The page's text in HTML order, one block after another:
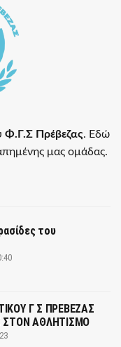
Φ.Γ.Σ Πρέβεζας. Εδώ
μας ομάδας.
του
Γ Σ ΠΡΕΒΕΖΑΣ
ΣΤΟΝ ΑΘΛΗΤΙΣΜΟ